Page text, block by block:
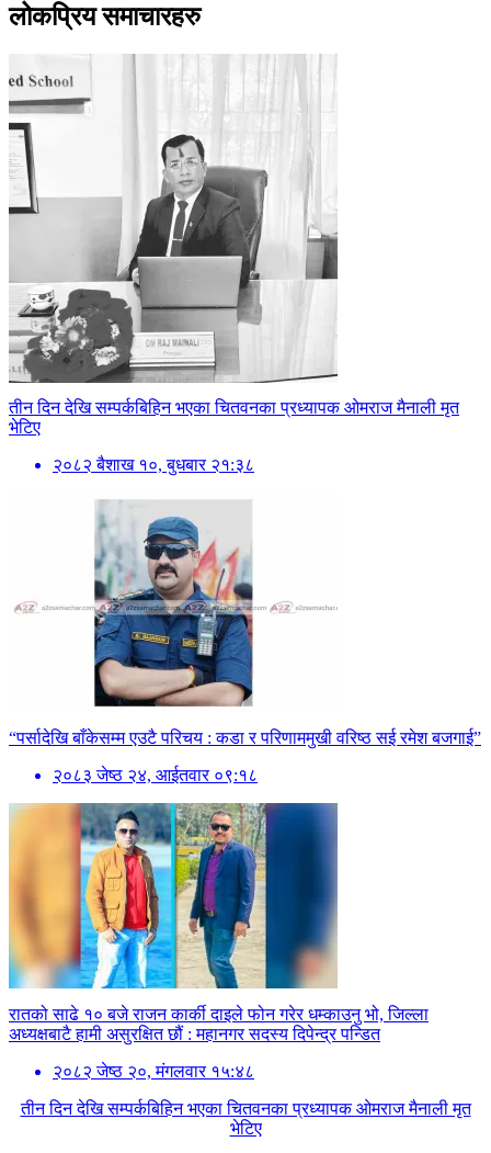
लोकप्रिय समाचारहरु
तीन दिन देखि सम्पर्कबिहिन भएका चितवनका प्रध्यापक ओमराज मैनाली मृत
भेटिए
२०८२ बैशाख १०, बुधबार २१:३८
“पर्सादेखि बाँकेसम्म एउटै परिचय : कडा र परिणाममुखी वरिष्ठ सई रमेश बजगाई”
२०८३ जेष्ठ २४, आईतवार ०९:१८
रातको साढे १० बजे राजन कार्की दाइले फोन गरेर धम्काउनु भो, जिल्ला
अध्यक्षबाटै हामी असुरक्षित छौं : महानगर सदस्य दिपेन्द्र पन्डित
२०८२ जेष्ठ २०, मंगलवार १५:४८
तीन दिन देखि सम्पर्कबिहिन भएका चितवनका प्रध्यापक ओमराज मैनाली मृत
भेटिए